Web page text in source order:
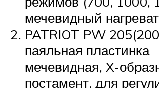
мечевидный
PATRIOT PW
паяльная пластинка
мечевидная, X-
постамент, для